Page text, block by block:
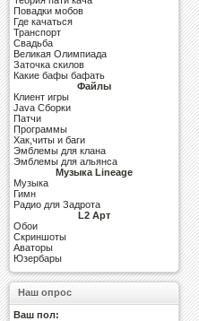
Повадки мобов
Где качаться
Транспорт
Свадьба
Великая Олимпиада
Заточка скилов
Какие бафы бафать
Файлы
Клиент игры
Java Сборки
Патчи
Программы
Хак,читы и баги
Эмблемы для клана
Эмблемы для альянса
Музыка Lineage
Музыка
Гимн
Радио для Задрота
L2 Арт
Обои
Скриншоты
Аваторы
Юзербары
Наш опрос
Ваш пол: